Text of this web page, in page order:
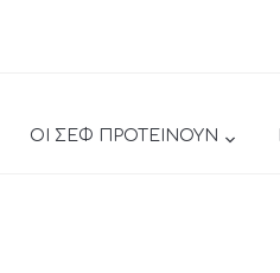
ΟΙ ΣΕΦ ΠΡΟΤΕΙΝΟΥΝ